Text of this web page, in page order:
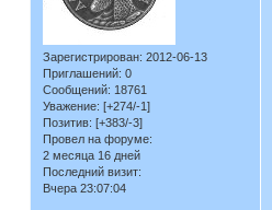
Зарегистрирован: 2012-06-13
Приглашений: 0
Сообщений: 18761
Уважение: [+274/-1]
Позитив: [+383/-3]
Провел на форуме:
2 месяца 16 дней
Последний визит:
Вчера 23:07:04